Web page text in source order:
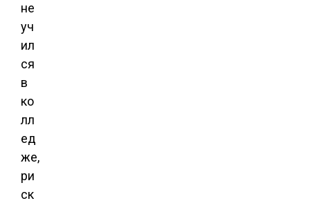
не
уч
ил
ся
в
ко
лл
ед
же,
ри
ск